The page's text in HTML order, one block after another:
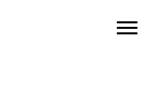
Toggle